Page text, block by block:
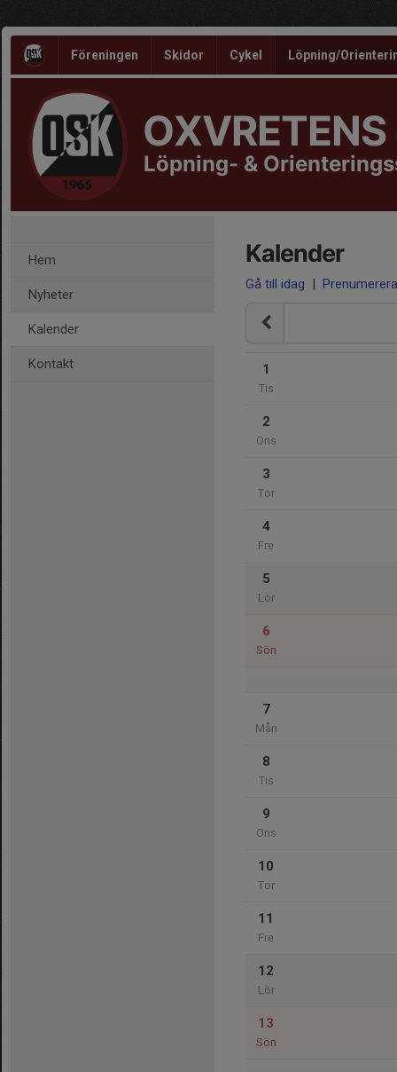
Föreningen Skidor Cykel Löpning/
OXVRETENS
Löpning- &
Hem
Nyheter
Kalender
Kontakt
Kalender
Gå till idag | Prenumerera
1
Tis
2
Ons
3
Tor
4
Fre
5
Lör
6
Sön
7
Mån
8
Tis
9
Ons
10
Tor
11
Fre
12
Lör
13
Sön